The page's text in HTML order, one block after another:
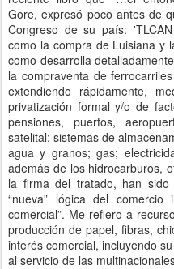
Gore, expresó poco antes de
Congreso de su país:
como la compra de Luisiana y
como desarrolla
la compraventa de
extendiendo rápidamente,
privatización formal y/o de
pensiones, puertos,
satelital; sistemas de
agua y granos; gas;
además de los hidrocarburos,
la firma del tratado, han sido
“nueva” lógica del comercio
comercial”. Me refiero a
producción de papel, fibras,
interés comercial, incluyendo
al servicio de las